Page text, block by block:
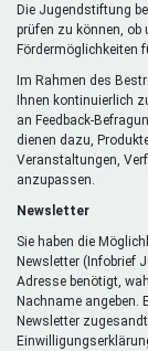
Die Jugendstiftung
prüfen zu können, ob
Fördermöglichkeiten
Im Rahmen des
Ihnen kontinuierlich
an Feedback-
dienen dazu,
Veranstaltungen,
anzupassen.
Newsletter
Sie haben die
Newsletter (Infobrief
Adresse benötigt,
Nachname angeben.
Newsletter